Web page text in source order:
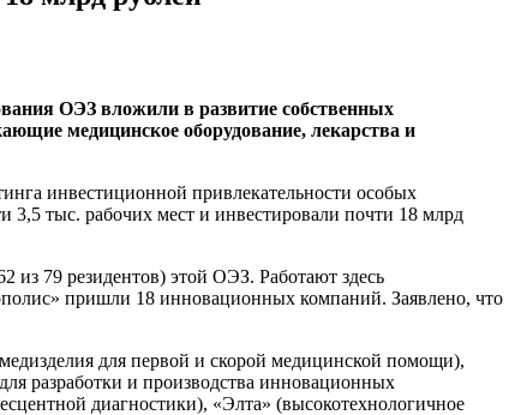
ОЭЗ вложили в развитие собственных
медицинское оборудование, лекарства и
инвестиционной привлекательности особых
3,5 тыс. рабочих мест и инвестировали почти 18 млрд
из 79 резидентов) этой ОЭЗ. Работают здесь
пришли 18 инновационных компаний. Заявлено, что
для первой и скорой медицинской помощи),
разработки и производства инновационных
диагностики), «Элта» (высокотехнологичное